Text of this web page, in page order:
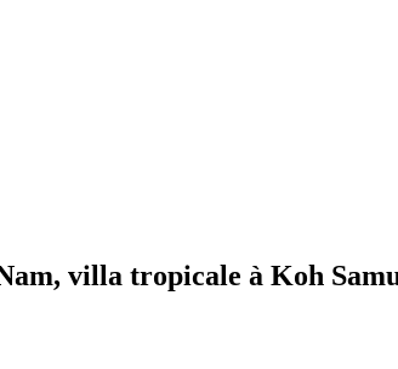
villa tropicale à Koh